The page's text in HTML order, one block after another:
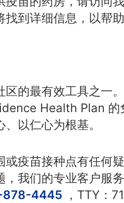
到详细信息，以帮
区的最有效工具之一
Health Plan 的
以仁心为根基。
疫苗接种点有任何
，我们的专业客户服
4445 ，TTY：